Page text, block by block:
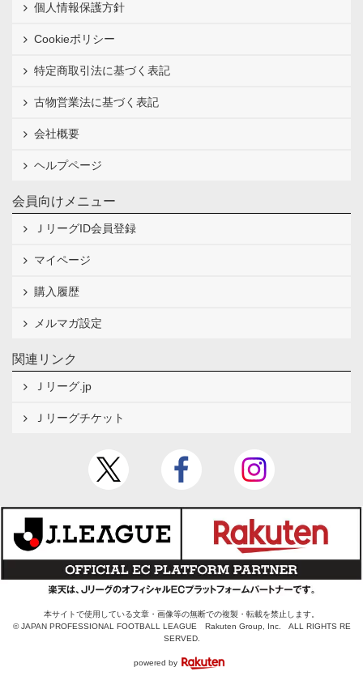
個人情報保護方針
Cookieポリシー
特定商取引法に基づく表記
古物営業法に基づく表記
会社概要
ヘルプページ
会員向けメニュー
ＪリーグID会員登録
マイページ
購入履歴
メルマガ設定
関連リンク
Ｊリーグ.jp
Ｊリーグチケット
本サイトで使用している文章・画像等の無断での複製・転載を禁止します。
© JAPAN PROFESSIONAL FOOTBALL LEAGUE Rakuten Group, Inc. ALL RIGHTS RE
SERVED.
powered by